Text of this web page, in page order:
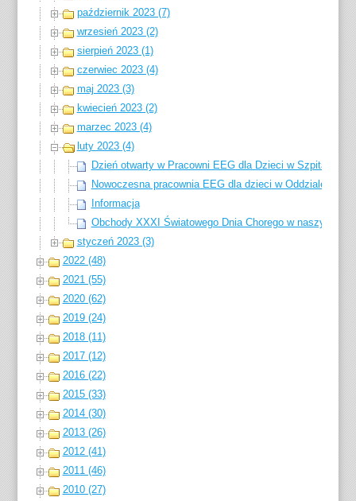
październik 2023 (7)
wrzesień 2023 (2)
sierpień 2023 (1)
czerwiec 2023 (4)
maj 2023 (3)
kwiecień 2023 (2)
marzec 2023 (4)
luty 2023 (4)
Dzień otwarty w Pracowni EEG dla Dzieci w Szpitalu
Nowoczesna pracownia EEG dla dzieci w Oddziale
Informacja
Obchody XXXI Światowego Dnia Chorego w naszym
styczeń 2023 (3)
2022 (48)
2021 (55)
2020 (62)
2019 (24)
2018 (11)
2017 (12)
2016 (22)
2015 (33)
2014 (30)
2013 (26)
2012 (41)
2011 (46)
2010 (27)